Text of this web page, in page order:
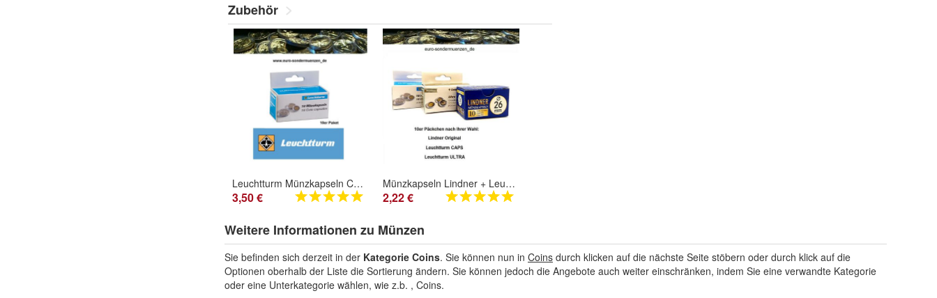
Zubehör
Leuchtturm Münzkapseln CAPS GRIPS 33 mm 10er Paket # 320931
3,50 €
Münzkapseln Lindner + Leuchtturm CAPS / ULTRA für 5 Euro Wunderwelt der Insekten
2,22 €
Weitere Informationen zu Münzen
Sie befinden sich derzeit in der Kategorie Coins. Sie können nun in Coins durch klicken auf die nächste Seite stöbern oder durch klick auf die
Optionen oberhalb der Liste die Sortierung ändern. Sie können jedoch die Angebote auch weiter einschränken, indem Sie eine verwandte Kategorie
oder eine Unterkategorie wählen, wie z.b. , Coins.